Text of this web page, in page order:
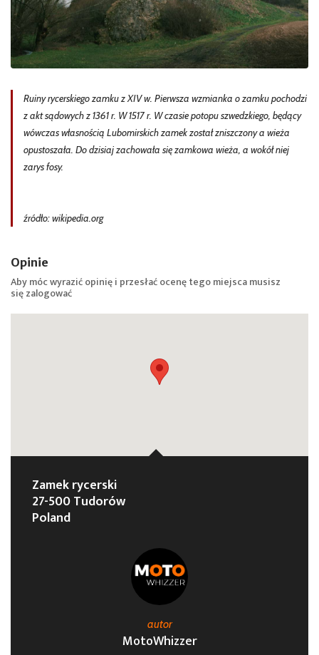
Ruiny rycerskiego zamku z XIV w. Pierwsza wzmianka o zamku pochodzi
z akt sądowych z 1361 r. W 1517 r. W czasie potopu szwedzkiego, będący
wówczas własnością Lubomirskich zamek został zniszczony a wieża
opustoszała. Do dzisiaj zachowała się zamkowa wieża, a wokół niej
zarys fosy.
źródło: wikipedia.org
Opinie
Aby móc wyrazić opinię i przesłać ocenę tego miejsca musisz
sięzalogować
Zamek rycerski
27-500 Tudorów
Poland
autor
MotoWhizzer